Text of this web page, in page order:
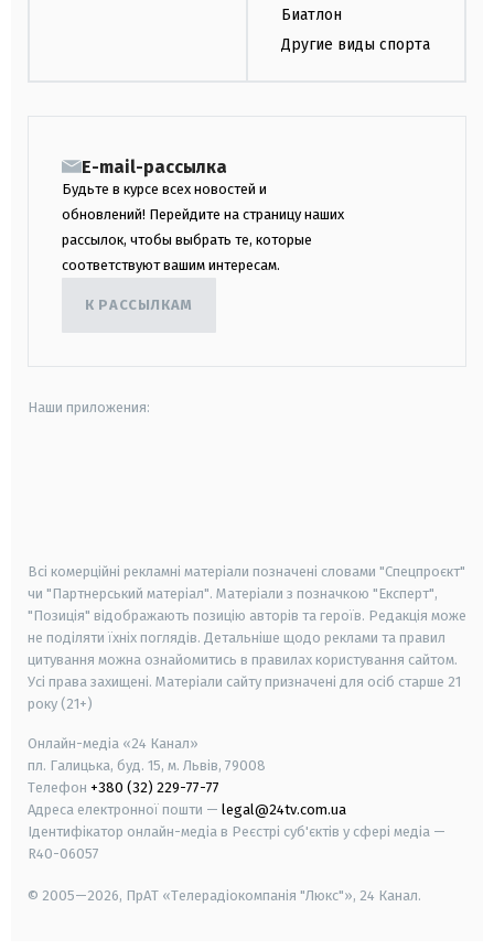
Биатлон
Другие виды спорта
E-mail-рассылка
Будьте в курсе всех новостей и
обновлений! Перейдите на страницу наших
рассылок, чтобы выбрать те, которые
соответствуют вашим интересам.
К РАССЫЛКАМ
Наши приложения:
Всі комерційні рекламні матеріали позначені словами "Спецпроєкт"
чи "Партнерський матеріал". Матеріали з позначкою "Експерт",
"Позиція" відображають позицію авторів та героїв. Редакція може
не поділяти їхніх поглядів. Детальніше щодо реклами та правил
цитування можна ознайомитись в правилах користування сайтом.
Усі права захищені. Матеріали сайту призначені для осіб старше 21
року (21+)
Онлайн-медіа «24 Канал»
пл. Галицька, буд. 15, м. Львів, 79008
Телефон +380 (32) 229-77-77
Адреса електронної пошти — legal@24tv.com.ua
Ідентифікатор онлайн-медіа в Реєстрі суб'єктів у сфері медіа —
R40-06057
© 2005—2026, ПрАТ «Телерадіокомпанія "Люкс"», 24 Канал.